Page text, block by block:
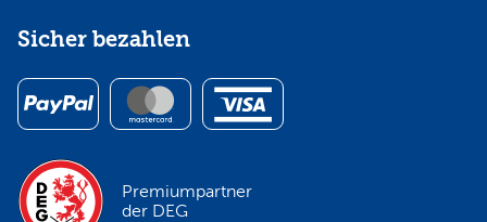
Sicher bezahlen
Premiumpartner
der DEG